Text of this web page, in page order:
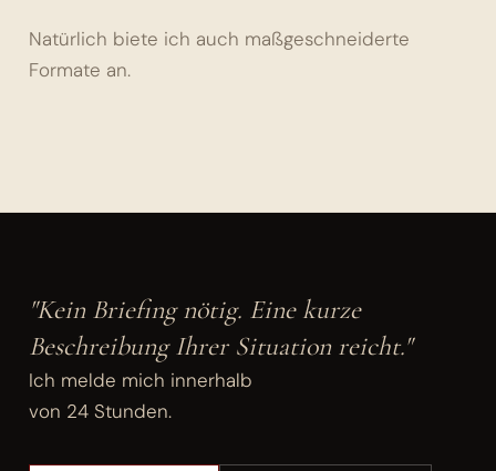
Natürlich biete ich auch maßgeschneiderte
Formate an.
"Kein Briefing nötig. Eine kurze
Beschreibung Ihrer Situation reicht."
Ich melde mich innerhalb
von 24 Stunden.